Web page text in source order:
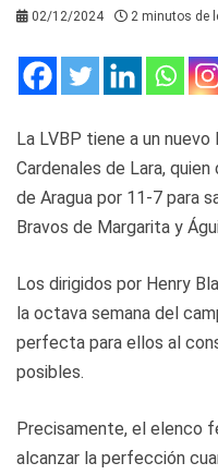
02/12/2024 2 minutos de
La LVBP tiene a un
Cardenales de Lara,
de Aragua por 11-7 para
Bravos de Margarita y
Los dirigidos por Henry
la octava semana del
perfecta para ellos al
posibles.
Precisamente, el elenco
alcanzar la perfección